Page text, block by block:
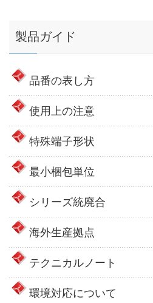
製品ガイド
品番の表し方
使用上の注意
特殊端子形状
最小梱包単位
シリーズ統廃合
海外生産拠点
テクニカルノート
環境対応について